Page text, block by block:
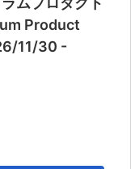
Product
11/30 -